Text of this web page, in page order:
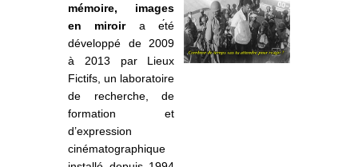
mémoire, images
en miroir
a été
développé de 2009
à 2013 par Lieux
Fictifs, un laboratoire
de recherche, de
formation et
d’expression
cinématographique